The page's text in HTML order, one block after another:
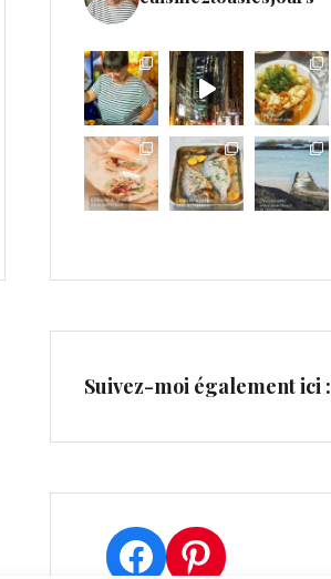
Suivez-moi également ici :
Facebook
Pinterest